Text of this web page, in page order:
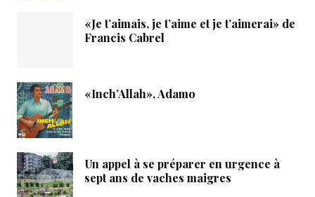
«Je t’aimais, je t’aime et je t’aimerai» de
Francis Cabrel
«Inch’Allah», Adamo
Un appel à se préparer en urgence à
sept ans de vaches maigres